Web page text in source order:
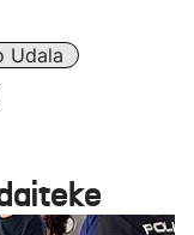
Udala